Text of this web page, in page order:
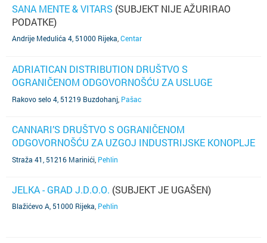
SANA MENTE & VITARS (SUBJEKT NIJE AŽURIRAO
PODATKE)
Andrije Medulića 4, 51000 Rijeka Centar
ADRIATICAN DISTRIBUTION DRUŠTVO S
OGRANIČENOM ODGOVORNOŠĆU ZA USLUGE
(SUBJEKT JE UGAŠEN)
Rakovo selo 4, 51219 Buzdohanj Pašac
CANNARI’S DRUŠTVO S OGRANIČENOM
ODGOVORNOŠĆU ZA UZGOJ INDUSTRIJSKE KONOPLJE
(SUBJEKT JE UGAŠEN)
Straža 41, 51216 Marinići Pehlin
JELKA - GRAD J.D.O.O. (SUBJEKT JE UGAŠEN)
Blažićevo A, 51000 Rijeka Pehlin